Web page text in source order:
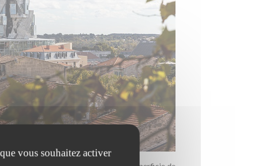
vous souhaitez activer